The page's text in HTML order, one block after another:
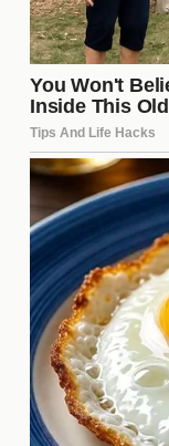
A medida
preguntan si
generando
seguidores. Su
crucial para
La
programa
Desde su
mostrado
concursante
comenzado
extrovertida.